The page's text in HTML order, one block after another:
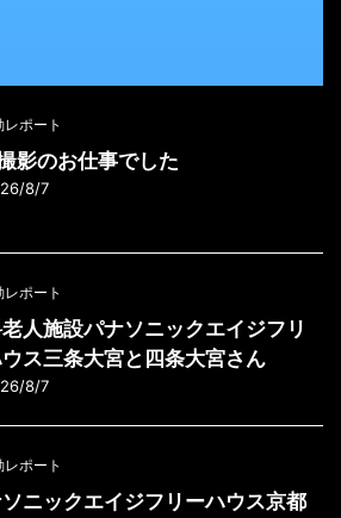
レポート
影のお仕事でした
8/7
レポート
人施設パナソニックエイジフリ
ス三条大宮と四条大宮さん
8/7
レポート
ニックエイジフリーハウス京都